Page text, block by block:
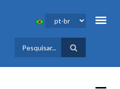
FORMULÁRIO
DE BUSCA